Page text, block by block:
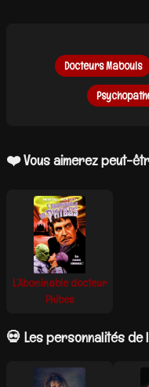
Docteurs Mabouls
❤️ Vous aimerez peut-
L’Abominable docteur
Phibes
💀 Les personnalités de